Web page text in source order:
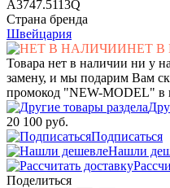
A3747.5113Q
Страна бренда
Швейцария
НЕТ В
Товара нет в наличии ни у
замену, и мы подарим Вам
промокод "NEW-MODEL" в
20 100 руб.
Подписаться
Нашли
Поделиться